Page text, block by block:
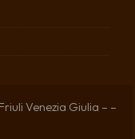
Venezia Giulia – –